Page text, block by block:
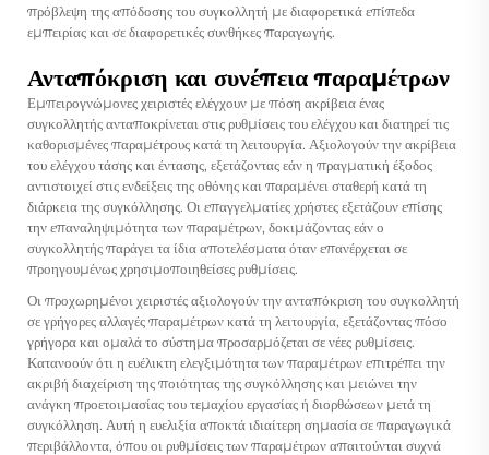
πρόβλεψη της απόδοσης του συγκολλητή με διαφορετικά επίπεδα
εμπειρίας και σε διαφορετικές συνθήκες παραγωγής.
Ανταπόκριση και συνέπεια παραμέτρων
Εμπειρογνώμονες χειριστές ελέγχουν με πόση ακρίβεια ένας
συγκολλητής ανταποκρίνεται στις ρυθμίσεις του ελέγχου και διατηρεί τις
καθορισμένες παραμέτρους κατά τη λειτουργία. Αξιολογούν την ακρίβεια
του ελέγχου τάσης και έντασης, εξετάζοντας εάν η πραγματική έξοδος
αντιστοιχεί στις ενδείξεις της οθόνης και παραμένει σταθερή κατά τη
διάρκεια της συγκόλλησης. Οι επαγγελματίες χρήστες εξετάζουν επίσης
την επαναληψιμότητα των παραμέτρων, δοκιμάζοντας εάν ο
συγκολλητής παράγει τα ίδια αποτελέσματα όταν επανέρχεται σε
προηγουμένως χρησιμοποιηθείσες ρυθμίσεις.
Οι προχωρημένοι χειριστές αξιολογούν την ανταπόκριση του συγκολλητή
σε γρήγορες αλλαγές παραμέτρων κατά τη λειτουργία, εξετάζοντας πόσο
γρήγορα και ομαλά το σύστημα προσαρμόζεται σε νέες ρυθμίσεις.
Κατανοούν ότι η ευέλικτη ελεγξιμότητα των παραμέτρων επιτρέπει την
ακριβή διαχείριση της ποιότητας της συγκόλλησης και μειώνει την
ανάγκη προετοιμασίας του τεμαχίου εργασίας ή διορθώσεων μετά τη
συγκόλληση. Αυτή η ευελιξία αποκτά ιδιαίτερη σημασία σε παραγωγικά
περιβάλλοντα, όπου οι ρυθμίσεις των παραμέτρων απαιτούνται συχνά